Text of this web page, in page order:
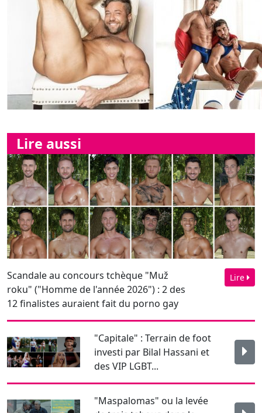
Lire aussi
Scandale au concours tchèque "Muž
roku" ("Homme de l'année 2026") : 2 des
12 finalistes auraient fait du porno gay
Lire
"Capitale" : Terrain de foot
investi par Bilal Hassani et
des VIP LGBT...
"Maspalomas" ou la levée